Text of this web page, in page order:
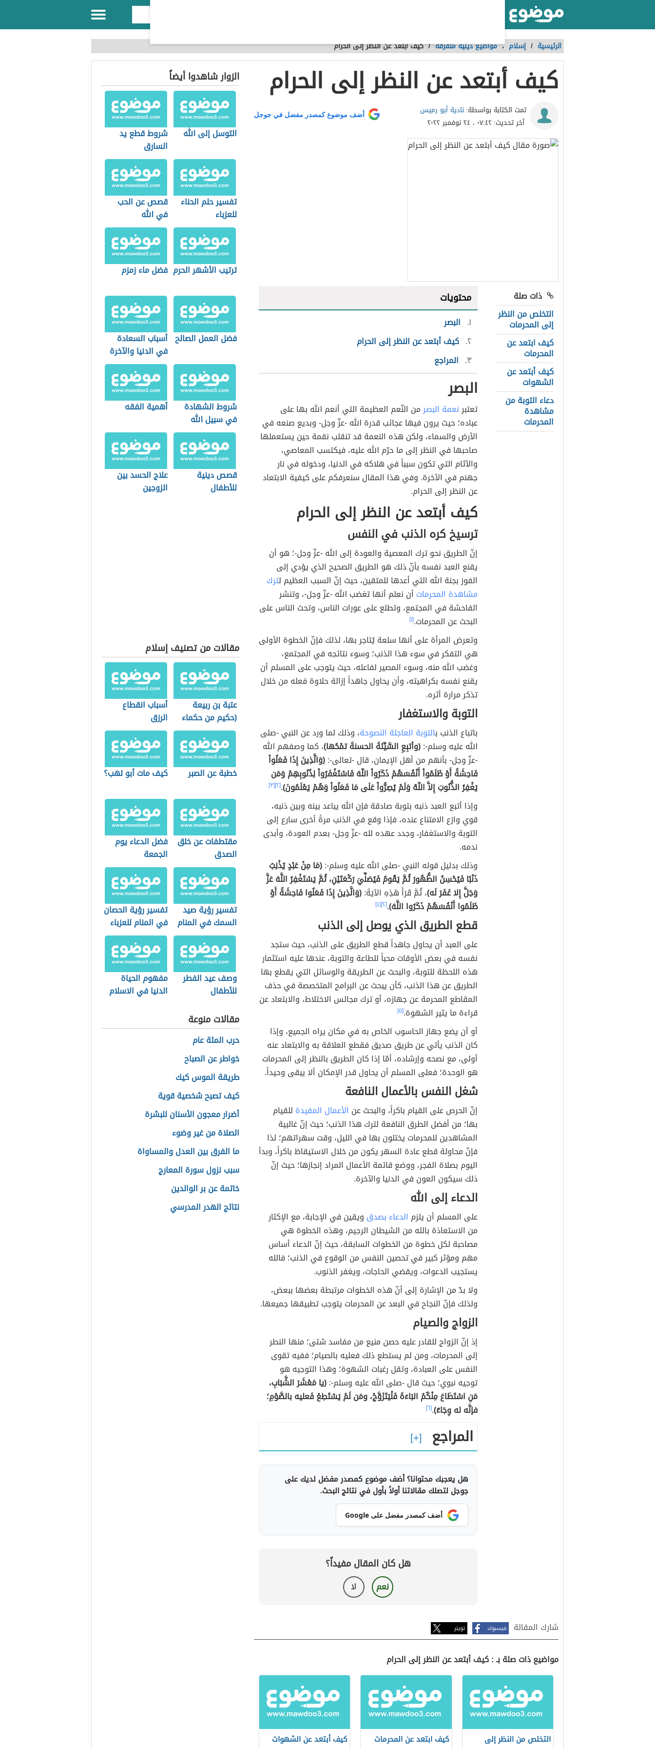
الرئيسية / إسلام ،مواضيع دينية متفرقة /كيف أبتعد عن النظر إلى الحرام
كيف أبتعد عن النظر إلى الحرام
تمت الكتابة بواسطة: نادية أبو رميس
آخر تحديث:٠٧:٤٢ ، ٢٤ نوفمبر ٢٠٢٢
أضف موضوع كمصدر مفضل في جوجل
ذات صلة
التخلص من النظر
إلى المحرمات
كيف ابتعد عن
المحرمات
كيف أبتعد عن
الشهوات
دعاء التوبة من
مشاهدة
المحرمات
محتويات
١ البصر
٢ كيف أبتعد عن النظر إلى الحرام
٣ المراجع
البصر
تعتبرنعمة البصرمن النّعم العظيمة التي أنعم الله بها على
عباده؛ حيث يرون فيها عجائب قدرة الله -عزّ وجل- وبديع صنعه في
الأرض والسماء، ولكن هذه النعمة قد تنقلب نقمة حين يستعملها
صاحبها في النظر إلى ما حرّم الله عليه، فيكتسب المعاصي،
والآثام التي تكون سبباً في هلاكه في الدنيا، ودخوله في نار
جهنم في الآخرة. وفي هذا المقال سنعرفكم على كيفية الابتعاد
عن النظر إلى الحرام.
كيف أبتعد عن النظر إلى الحرام
ترسيخ كره الذنب في النفس
إنّ الطريق نحو ترك المعصية والعودة إلى الله -عزّ وجل-؛ هو أن
يقنع العبد نفسه بأنّ ذلك هو الطريق الصحيح الذي يؤدي إلى
الفوز بجنة الله التي أعدها للمتقين، حيث إنّ السبب العظيم لترك
مشاهدة المحرمات أن نعلم أنها تغضب الله -عزّ وجل-، وتنشر
الفاحشة في المجتمع، وتطلع على عورات الناس، وتحث الناس على
البحث عن المحرمات.[١]
وتعرض المرأة على أنها سلعة يُتاجر بها، لذلك فإنّ الخطوة الأولى
هي التفكر في سوء هذا الذنب؛ وسوء نتائجه في المجتمع،
وغضب الله منه، وسوء المصير لفاعله، حيث يتوجب على المسلم أن
يقنع نفسه بكراهيته، وأن يحاول جاهداً إزالة حلاوة فعله من خلال
تذكر مرارة أثره.
التوبة والاستغفار
باتباع الذنب بالتوبة العاجلة النصوحة، وذلك لما ورد عن النبي -صلى
الله عليه وسلم-:(وأتبِعِ السَّيِّئةَ الحسنةَ تمْحُها)، كما وصفهم الله
-عزّ وجل- بأنهم من أهل الإيمان، قال -تعالى-:(وَالَّذِينَ إِذَا فَعَلُواْ
فَاحِشَةً أَوْ ظَلَمُواْ أَنْفُسَهُمْ ذَكَرُواْ اللّهَ فَاسْتَغْفَرُواْ لِذُنُوبِهِمْ وَمَن
يَغْفِرُ الذُّنُوبَ إِلاَّ اللّهُ وَلَمْ يُصِرُّواْ عَلَى مَا فَعَلُواْ وَهُمْ يَعْلَمُونَ).[٢] [٣]
وإذا أتبع العبد ذنبه بتوبة صادقة فإن الله يباعد بينه وبين ذنبه،
قوي وازع الامتناع عنده، فإذا وقع في الذنب مرةً أخرى سارع إلى
التوبة والاستغفار، وجدد عهده لله -عزّ وجل- بعدم العودة، وأبدى
ندمه.
وذلك بدليل قوله النبي -صلى الله عليه وسلم-:(مَا مِنْ عَبْدٍ يُذْنِبُ
ذَنْبًا فَيُحْسِنُ الطُّهُورَ ثُمَّ يَقُومُ فَيُصَلِّيَ رَكْعَتَيْنِ، ثُمَّ يَسْتَغْفِرُ اللَّهَ عَزَّ
وَجَلَّ إِلا غَفَرَ لَه)، ثُمَّ قَرَأَ هَذِهِ الآيَةَ:(وَالَّذِينَ إِذَا فَعَلُوا فَاحِشَةً أَوْ
ظَلَمُوا أَنْفُسَهُمْ ذَكَرُوا اللَّهَ).[٢] [٤]
قطع الطريق الذي يوصل إلى الذنب
على العبد أن يحاول جاهداً قطع الطريق على الذنب، حيث ستجد
نفسه في بعض الأوقات محباً للطاعة والتوبة، عندها عليه استثمار
هذه اللحظة للتوبة، والبحث عن الطريقة والوسائل التي يقطع بها
الطريق عن هذا الذنب، كأن يبحث عن البرامج المتخصصة في حذف
المقاطع المحرمة عن جهازه، أو ترك مجالس الاختلاط، والابتعاد عن
قراءة ما يثير الشهوة.[٥]
أو أن يضع جهاز الحاسوب الخاص به في مكان يراه الجميع، وإذا
كان الذنب يأتي عن طريق صديق فقطع العلاقة به والابتعاد عنه
أولى، مع نصحه وإرشاده، أمّا إذا كان الطريق بالنظر إلى المحرمات
هو الوحدة؛ فعلى المسلم أن يحاول قدر الإمكان ألا يبقى وحيداً.
شغل النفس بالأعمال النافعة
إنّ الحرص على القيام باكراً، والبحث عن الأعمال المفيدة للقيام
بها؛ من أفضل الطرق النافعة لترك هذا الذنب؛ حيث إنّ غالبية
المشاهدين للمحرمات يختلون بها في الليل، وقت سهراتهم؛ لذا
فإنّ محاولة قطع عادة السهر يكون من خلال الاستيقاظ باكراً، وبدأ
اليوم بصلاة الفجر، ووضع قائمة الأعمال المراد إنجازها؛ حيث إنّ
ذلك سيكون العون في الدنيا والآخرة.
الدعاء إلى الله
على المسلم أن يلزم الدعاء بصدق ويقين في الإجابة، مع الإكثار
من الاستعاذة بالله من الشيطان الرجيم، وهذه الخطوة هي
مصاحبة لكل خطوة من الخطوات السابقة، حيث إنّ الدعاء أساس
مهم ومؤثر كبير في تحصين النفس من الوقوع في الذنب؛ فالله
يستجيب الدعوات، ويقضي الحاجات، ويغفر الذنوب.
ولا بدّ من الإشارة إلى أنّ هذه الخطوات مرتبطة بعضها ببعض،
ولذلك فإنّ النجاح في البعد عن المحرمات يتوجب تطبيقها جميعها.
الزواج والصيام
إذ إنّ الزواج للقادر عليه حصن منيع من مفاسد شتى؛ منها النطر
إلى المحرمات، ومن لم يستطع ذلك فعليه بالصيام؛ ففيه تقوى
النفس على العبادة، وتقل رغبات الشهوة؛ وهذا التوجيه هو
توجيه نبوي؛ حيث قال -صلى الله عليه وسلم-:(يا مَعْشَرَ الشَّبَابِ،
مَنِ اسْتَطَاعَ مِنْكُمُ البَاءَةَ فَلْيَتَزَوَّجْ، ومَن لَمْ يَسْتَطِعْ فَعليه بالصَّوْمِ؛
فإنَّه له وِجَاءٌ).[٦]
المراجع
هل يعجبك محتوانا؟ أضف موضوع كمصدر مفضل لديك على
جوجل لتصلك مقالاتنا أولاً بأول في نتائج البحث.
أضف كمصدر مفضل على Google
هل كان المقال مفيداً؟
نعم لا
شارك المقالة فيسبوك تويتر
مواضيع ذات صلة بـ : كيف أبتعد عن النظر إلى الحرام
التخلص من النظر إلى
كيف ابتعد عن المحرمات كيف أبتعد عن الشهوات
الزوار شاهدوا أيضاً
التوسل إلى الله
شروط قطع يد
السارق
تفسير حلم الحناء
للعزباء
قصص عن الحب
في الله
ترتيب الأشهر الحرم فضل ماء زمزم
فضل العمل الصالح أسباب السعادة
في الدنيا والآخرة
شروط الشهادة
في سبيل الله
أهمية الفقه
قصص دينية
للأطفال
علاج الحسد بين
الزوجين
مقالات من تصنيف إسلام
عتبة بن ربيعة
(حكيم من حكماء
قريش)
أسباب انقطاع
الرزق
خطبة عن الصبر كيف مات أبو لهب؟
مقتطفات عن خلق
الصدق
فضل الدعاء يوم
الجمعة
تفسير رؤية صيد
السمك في المنام
تفسير رؤية الحصان
في المنام للعزباء
وصف عيد الفطر
للأطفال
مفهوم الحياة
الدنيا في الاسلام
مقالات منوعة
حرب المئة عام
خواطر عن الصباح
طريقة الموس كيك
كيف تصبح شخصية قوية
أضرار معجون الأسنان للبشرة
الصلاة من غير وضوء
ما الفرق بين العدل والمساواة
سبب نزول سورة المعارج
خاتمة عن بر الوالدين
نتائج الهدر المدرسي